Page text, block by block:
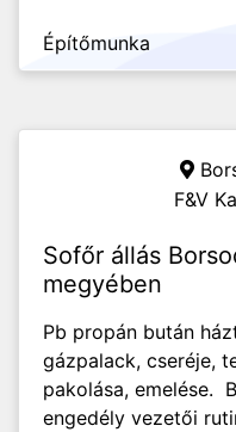
Építőmunka
F&V
Sofőr állás
megyében
Pb propán bután
gázpalack, cseréje,
pakolása, emelése.
engedély vezetői